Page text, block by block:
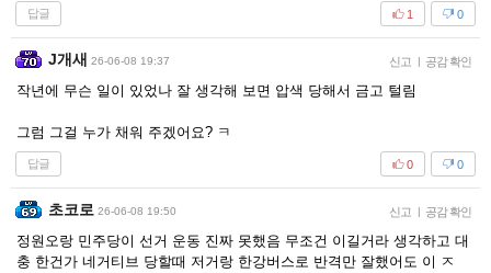
답글 0
1
J개새 26-06-08 19:37 신고 | 공감 확인
작년에 무슨 일이 있었나 잘 생각해 보면 압색 당해서 금고 털림
그럼 그걸 누가 채워 주겠어요? ㅋ
답글 0
0
초코로 26-06-08 19:50 신고 | 공감 확인
정원오랑 민주당이 선거 운동 진짜 못했음 무조건 이길거라 생각하고 대
충 한건가 네거티브 당할때 저거랑 한강버스로 반격만 잘했어도 이 ㅈ